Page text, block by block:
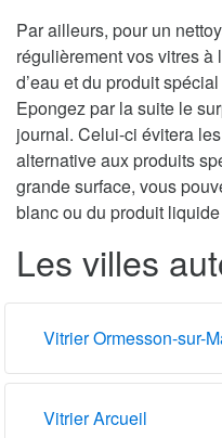
Par ailleurs, pour un
régulièrement vos vitres à
d’eau et du produit
Epongez par la suite le
journal. Celui-ci évitera
alternative aux produits
grande surface, vous
blanc ou du produit
Les villes
Vitrier Ormesson-sur-
Vitrier Arcueil